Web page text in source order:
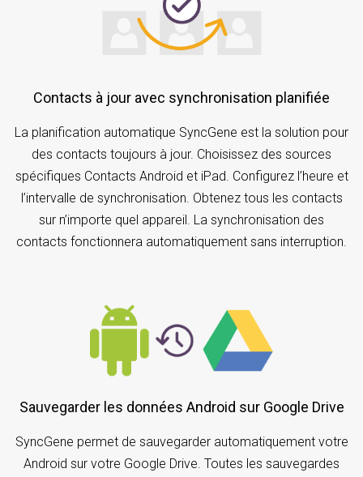
Contacts à jour avec synchronisation planifiée
La planification automatique SyncGene est la solution pour
des contacts toujours à jour. Choisissez des sources
spécifiques Contacts Android et iPad. Configurez l’heure et
l’intervalle de synchronisation. Obtenez tous les contacts
sur n’importe quel appareil. La synchronisation des
contacts fonctionnera automatiquement sans interruption.
Sauvegarder les données Android sur Google Drive
SyncGene permet de sauvegarder automatiquement votre
Android sur votre Google Drive. Toutes les sauvegardes